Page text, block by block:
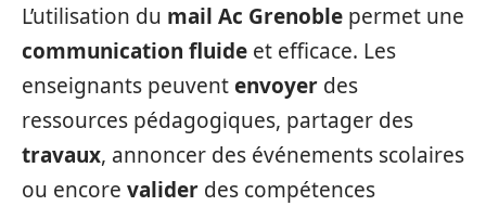
L’utilisation du mail Ac Grenoble permet une
communication fluide et efficace. Les
enseignants peuventenvoyer des
ressources pédagogiques, partager des
travaux, annoncer des événements scolaires
ou encore valider des compétences